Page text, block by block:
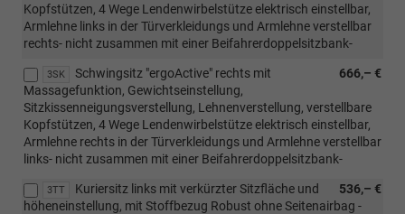
Kopfstützen, 4 Wege Lendenwirbelstütze elektrisch einstellbar,
Armlehne links in der Türverkleidungs und Armlehne verstellbar
rechts- nicht zusammen mit einer Beifahrerdoppelsitzbank-
3SK 666,– €
Schwingsitz "ergoActive" rechts mit
Massagefunktion, Gewichtseinstellung,
Sitzkissenneigungsverstellung, Lehnenverstellung, verstellbare
Kopfstützen, 4 Wege Lendenwirbelstütze elektrisch einstellbar,
Armlehne rechts in der Türverkleidungs und Armlehne verstellbar
links- nicht zusammen mit einer Beifahrerdoppelsitzbank-
3TT 536,– €
Kuriersitz links mit verkürzter Sitzfläche und
höheneinstellung, mit Stoffbezug Robust ohne Seitenairbag -